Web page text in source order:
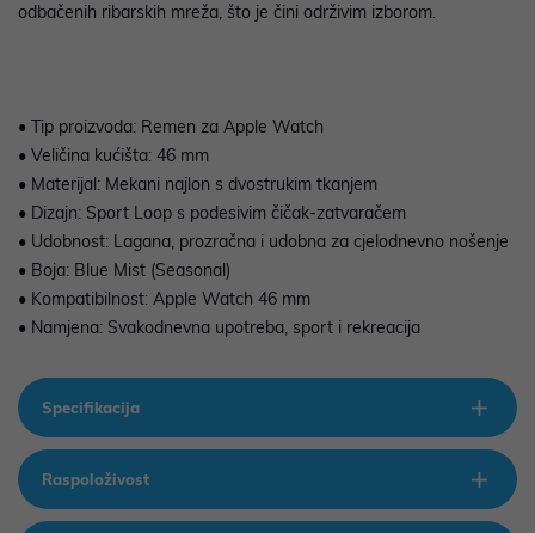
odbačenih ribarskih mreža, što je čini održivim izborom.
• Tip proizvoda: Remen za Apple Watch
• Veličina kućišta: 46 mm
• Materijal: Mekani najlon s dvostrukim tkanjem
• Dizajn: Sport Loop s podesivim čičak-zatvaračem
• Udobnost: Lagana, prozračna i udobna za cjelodnevno nošenje
• Boja: Blue Mist (Seasonal)
• Kompatibilnost: Apple Watch 46 mm
• Namjena: Svakodnevna upotreba, sport i rekreacija
Specifikacija
Raspoloživost